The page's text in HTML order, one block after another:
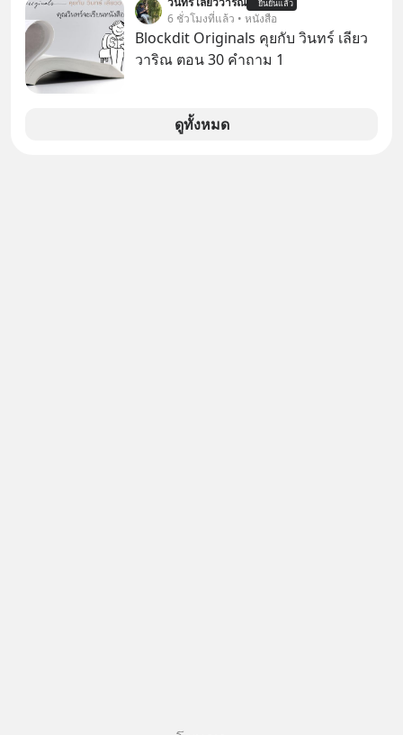
#boundary #selfdevelopment #แอป
เท๋dinnertalk
#missiontothemoonpodcast
#FraudEducation #FinancialLiteracy
#DigitalBankWithHumanTouch
ภาษี หลายคนมักได้รับคำแนะนำให้
ลงทุนใน RMF เพราะนอกจากจะช่วยลด
หย่อนภาษีได้แล้ว ยังเป็นโอกาสในการ
อะไรบ้าง ควรดู ตรงไหน ทำอย่างไร ถึง
จะดีกับเรา แล้วเราควรรู้ข้อมูลอะไร
ยืนยันแล้ว
6 ชั่วโมงที่แล้ว • หนังสือ
Blockdit Originals คุยกับ วินทร์ เลียว
วาริณ ตอน 30 คำถาม 1
ดูทั้งหมด